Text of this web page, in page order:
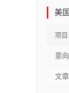
美
项目
意
文